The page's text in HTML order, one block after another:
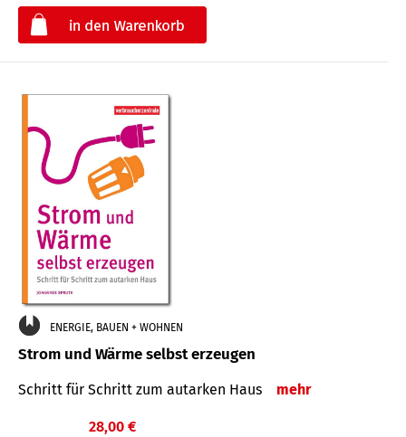
ENERGIE, BAUEN + WOHNEN
Strom und Wärme selbst erzeugen
Schritt für Schritt zum autarken Haus mehr
28,00 €